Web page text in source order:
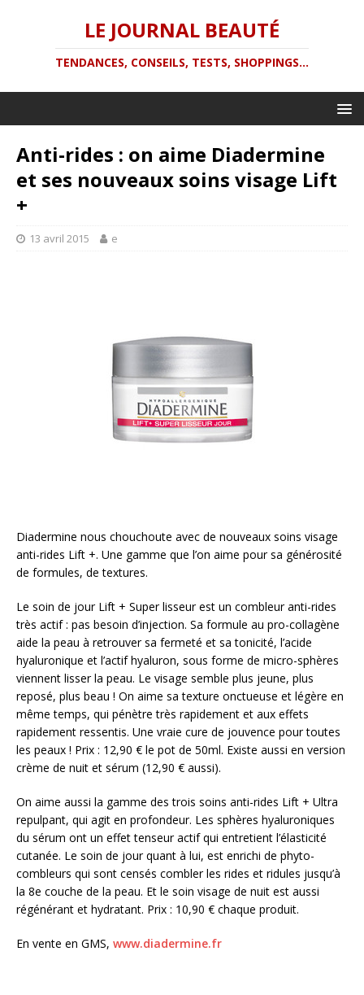
LE JOURNAL BEAUTÉ
TENDANCES, CONSEILS, TESTS, SHOPPINGS...
Anti-rides : on aime Diadermine
et ses nouveaux soins visage Lift
+
13 avril 2015 e
Diadermine nous chouchoute avec de nouveaux soins visage
anti-rides Lift +. Une gamme que l’on aime pour sa générosité
de formules, de textures.
Le soin de jour Lift + Super lisseur est un combleur anti-rides
très actif : pas besoin d’injection. Sa formule au pro-collagène
aide la peau à retrouver sa fermeté et sa tonicité, l’acide
hyaluronique et l’actif hyaluron, sous forme de micro-sphères
viennent lisser la peau. Le visage semble plus jeune, plus
reposé, plus beau ! On aime sa texture onctueuse et légère en
même temps, qui pénètre très rapidement et aux effets
rapidement ressentis. Une vraie cure de jouvence pour toutes
les peaux ! Prix : 12,90 € le pot de 50ml. Existe aussi en version
crème de nuit et sérum (12,90 € aussi).
On aime aussi la gamme des trois soins anti-rides Lift + Ultra
repulpant, qui agit en profondeur. Les sphères hyaluroniques
du sérum ont un effet tenseur actif qui entretient l’élasticité
cutanée. Le soin de jour quant à lui, est enrichi de phyto-
combleurs qui sont censés combler les rides et ridules jusqu’à
la 8e couche de la peau. Et le soin visage de nuit est aussi
régénérant et hydratant. Prix : 10,90 € chaque produit.
En vente en GMS, www.diadermine.fr